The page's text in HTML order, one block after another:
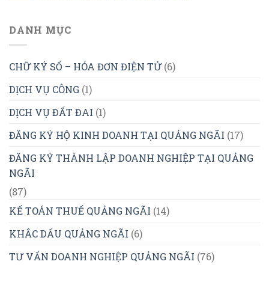
DANH MỤC
CHỮ KÝ SỐ – HÓA ĐƠN ĐIỆN TỬ(6)
DỊCH VỤ CÔNG (1)
DỊCH VỤ ĐẤT ĐAI (1)
ĐĂNG KÝ HỘ KINH DOANH TẠI QUẢNG NGÃI (17)
ĐĂNG KÝ THÀNH LẬP DOANH NGHIỆP TẠI QUẢNG
NGÃI
(87)
KẾ TOÁN THUẾ QUẢNG NGÃI (14)
KHẮC DẤU QUẢNG NGÃI (6)
TƯ VẤN DOANH NGHIỆP QUẢNG NGÃI (76)